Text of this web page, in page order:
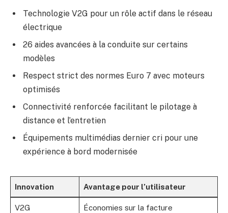
Technologie V2G pour un rôle actif dans le réseau
électrique
26 aides avancées à la conduite sur certains
modèles
Respect strict des normes Euro 7 avec moteurs
optimisés
Connectivité renforcée facilitant le pilotage à
distance et l’entretien
Équipements multimédias dernier cri pour une
expérience à bord modernisée
Innovation Avantage pour l’utilisateur
V2G
Économies sur la facture